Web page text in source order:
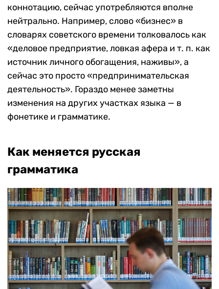
коннотацию, сейчас употребляются вполне
нейтрально. Например, слово «бизнес» в
словарях советского времени толковалось как
«деловое предприятие, ловкая афера и т. п. как
источник личного обогащения, наживы», а
сейчас это просто «предпринимательская
деятельность». Гораздо менее заметны
изменения на других участках языка — в
фонетике и грамматике.
Как меняется русская
грамматика